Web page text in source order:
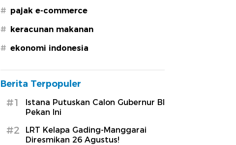
# pajak e-commerce
# keracunan makanan
# ekonomi indonesia
Berita Terpopuler
#1
Istana Putuskan Calon Gubernur BI
Pekan Ini
#2
LRT Kelapa Gading-Manggarai
Diresmikan 26 Agustus!